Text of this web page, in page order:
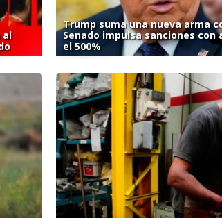
al
Trump suma una nueva arma
Senado impulsa sanciones con
el 500%